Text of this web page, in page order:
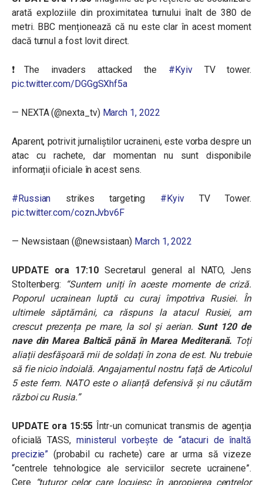
arată exploziile din proximitatea turnului înalt de 380 de
metri. BBC menționează că nu este clar în acest moment
dacă turnul a fost lovit direct.
❗️The invaders attacked the #KyivTV tower.
pic.twitter.com/DGGgSXhf5a
— NEXTA (@nexta_tv) March 1, 2022
Aparent, potrivit jurnaliștilor ucraineni, este vorba despre un
atac cu rachete, dar momentan nu sunt disponibile
informații oficiale în acest sens.
#Russian strikes targeting #KyivTV Tower.
pic.twitter.com/coznJvbv6F
— Newsistaan (@newsistaan) March 1, 2022
UPDATE ora 17:10 Secretarul general al NATO, Jens
Stoltenberg:
“Suntem uniți în aceste momente de criză.
Poporul ucrainean luptă cu curaj împotriva Rusiei. În
ultimele săptămâni, ca răspuns la atacul Rusiei, am
crescut prezența pe mare, la sol și aerian. Sunt 120 de
nave din Marea Baltică până în Marea Mediterană. Toți
aliații desfășoară mii de soldați în zona de est. Nu trebuie
să fie nicio îndoială. Angajamentul nostru față de Articolul
5 este ferm. NATO este o alianță defensivă și nu căutăm
război cu Rusia.”
UPDATE ora 15:55 Într-un comunicat transmis de agenția
oficială TASS, ministerul vorbește de “atacuri de înaltă
precizie” (probabil cu rachete) care ar urma să vizeze
“centrele tehnologice ale serviciilor secrete ucrainene”.
Cere “tuturor celor care locuiesc în apropierea centrelor